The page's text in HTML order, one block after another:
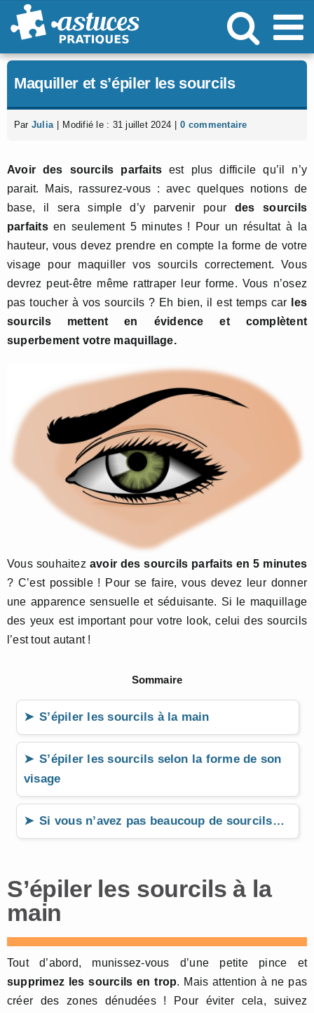
Passer
au
Maquiller et s’épiler les sourcils
Par Julia Modifié le : 31 juillet 2024 0 commentaire
Avoir des sourcils parfaits est plus difficile qu’il n’y
parait. Mais, rassurez-vous : avec quelques notions de
base, il sera simple d’y parvenir pour des sourcils
parfaitsen seulement 5 minutes ! Pour un résultat à la
hauteur, vous devez prendre en compte la forme de votre
visage pour maquiller vos sourcils correctement. Vous
devrez peut-être même rattraper leur forme. Vous n’osez
pas toucher à vos sourcils ? Eh bien, il est temps car les
sourcils mettent en évidence et complètent
superbement votre maquillage.
Vous souhaitez avoir des sourcils parfaits en 5 minutes
? C’est possible ! Pour se faire, vous devez leur donner
une apparence sensuelle et séduisante. Si le maquillage
des yeux est important pour votre look, celui des sourcils
l’est tout autant !
Sommaire
S’épiler les sourcils à la main
S’épiler les sourcils selon la forme de son
visage
Si vous n’avez pas beaucoup de sourcils…
S’épiler les sourcils à la
main
Tout d’abord, munissez-vous d’une petite pince et
supprimez les sourcils en trop. Mais attention à ne pas
créer des zones dénudées ! Pour éviter cela, suivez